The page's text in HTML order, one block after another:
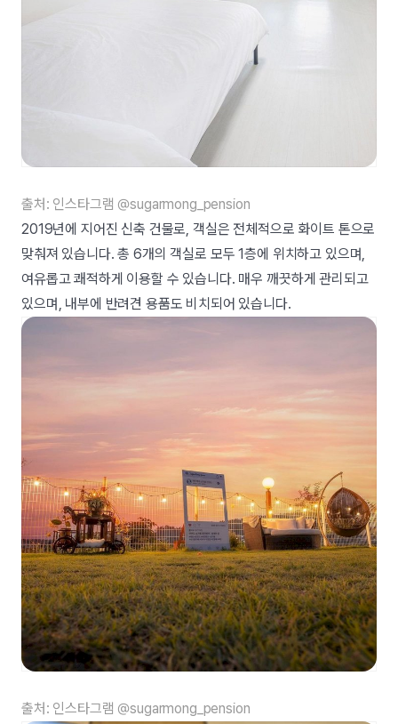
출처: 인스타그램 @sugarmong_pension
2019년에 지어진 신축 건물로, 객실은 전체적으로 화이트 톤으로
맞춰져 있습니다. 총 6개의 객실로 모두 1층에 위치하고 있으며,
여유롭고 쾌적하게 이용할 수 있습니다. 매우 깨끗하게 관리되고
있으며, 내부에 반려견 용품도 비치되어 있습니다.
출처: 인스타그램 @sugarmong_pension